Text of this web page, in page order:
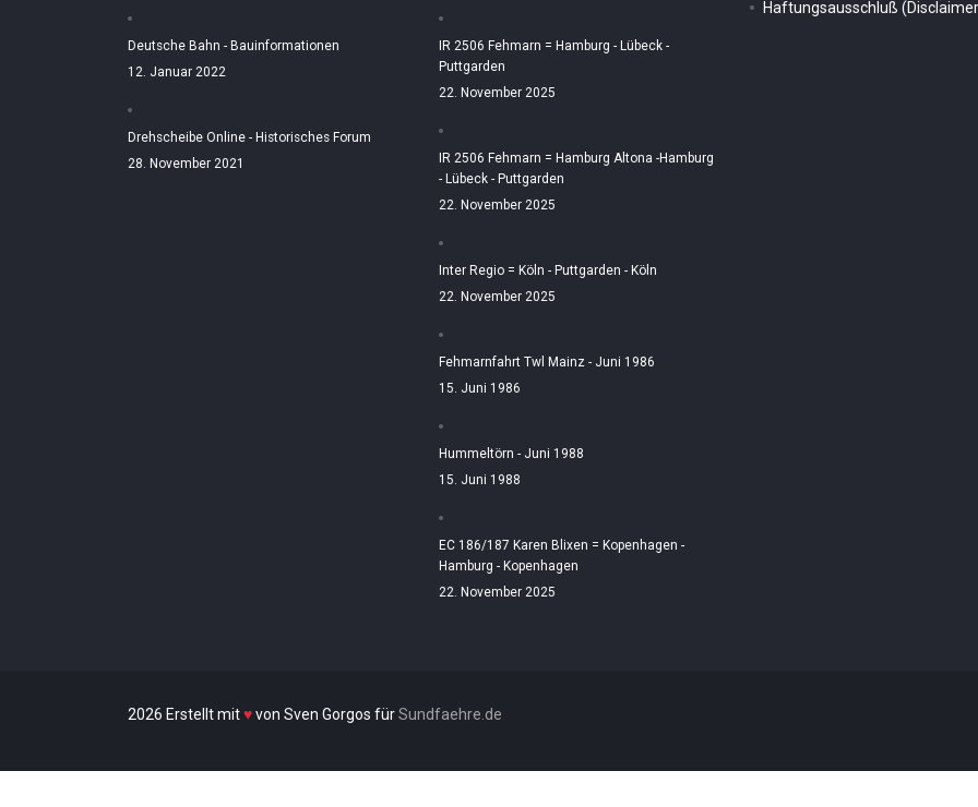
Deutsche Bahn - Bauinformationen
12. Januar 2022
Drehscheibe Online - Historisches Forum
28. November 2021
IR 2506 Fehmarn = Hamburg - Lübeck -
Puttgarden
22. November 2025
IR 2506 Fehmarn = Hamburg Altona -Hamburg
- Lübeck - Puttgarden
22. November 2025
Inter Regio = Köln - Puttgarden - Köln
22. November 2025
Fehmarnfahrt Twl Mainz - Juni 1986
15. Juni 1986
Hummeltörn - Juni 1988
15. Juni 1988
EC 186/187 Karen Blixen = Kopenhagen -
Hamburg - Kopenhagen
22. November 2025
Haftungsausschluß
2026 Erstellt mit♥von Sven Gorgos fürSundfaehre.de